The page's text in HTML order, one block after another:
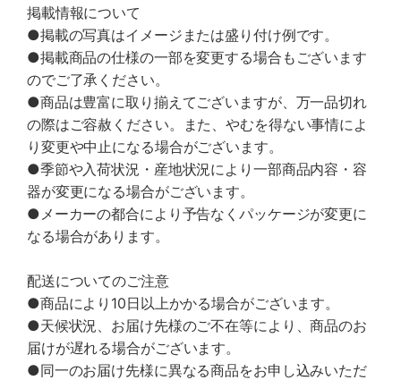
掲載情報について
●掲載の写真はイメージまたは盛り付け例です。
●掲載商品の仕様の一部を変更する場合もございます
のでご了承ください。
●商品は豊富に取り揃えてございますが、万一品切れ
の際はご容赦ください。また、やむを得ない事情によ
り変更や中止になる場合がございます。
●季節や入荷状況・産地状況により一部商品内容・容
器が変更になる場合がございます。
●メーカーの都合により予告なくパッケージが変更に
なる場合があります。
配送についてのご注意
●商品により10日以上かかる場合がございます。
●天候状況、お届け先様のご不在等により、商品のお
届けが遅れる場合がございます。
●同一のお届け先様に異なる商品をお申し込みいただ